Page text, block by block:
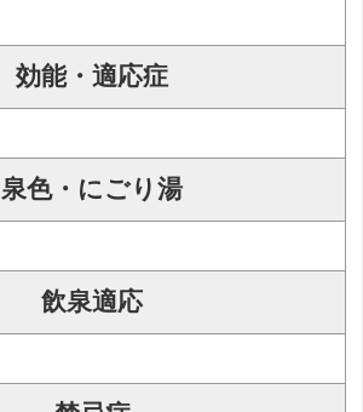
効能・適応症
泉色・にごり湯
飲泉適応